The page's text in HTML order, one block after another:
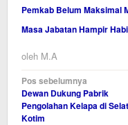
Pemkab Belum Maksimal
Masa Jabatan Hampir
oleh M.A
Navigasi
pos
Pos sebelumnya
Dewan Dukung Pabrik
Pengolahan Kelapa di
Kotim